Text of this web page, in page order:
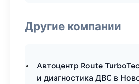
Другие компании
Автоцентр Route
и диагностика ДВС в